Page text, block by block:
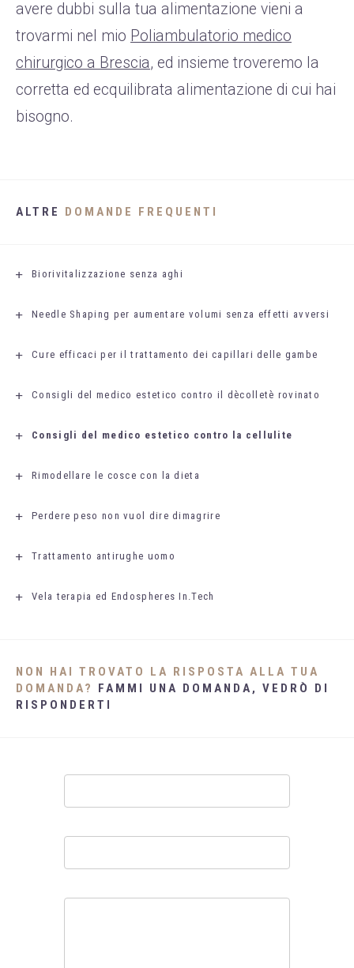
avere dubbi sulla tua alimentazione vieni a
trovarmi nel mio Poliambulatorio medico
chirurgico a Brescia, ed insieme troveremo la
corretta ed ecquilibrata alimentazione di cui hai
bisogno.
ALTRE DOMANDE FREQUENTI
Biorivitalizzazione senza aghi
Needle Shaping per aumentare volumi senza effetti avversi
Cure efficaci per il trattamento dei capillari delle gambe
Consigli del medico estetico contro il dècolletè rovinato
Consigli del medico estetico contro la cellulite
Rimodellare le cosce con la dieta
Perdere peso non vuol dire dimagrire
Trattamento antirughe uomo
Vela terapia ed Endospheres In.Tech
NON HAI TROVATO LA RISPOSTA ALLA TUA
DOMANDA?
FAMMI UNA DOMANDA, VEDRÒ DI
RISPONDERTI
Faq